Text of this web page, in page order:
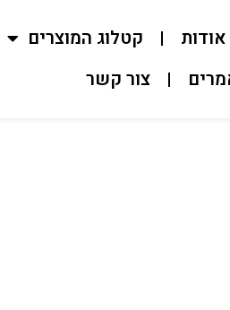
קטלוג המוצרים
צור קשר